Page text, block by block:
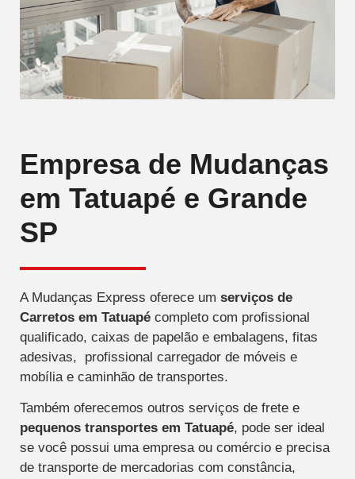
Empresa de Mudanças
em Tatuapé e Grande
SP
A Mudanças Express oferece um serviços de
Carretos em Tatuapé completo com profissional
qualificado, caixas de papelão e embalagens, fitas
adesivas, profissional carregador de móveis e
mobília e caminhão de transportes.
Também oferecemos outros serviços de frete e
pequenos transportes em Tatuapé, pode ser ideal
se você possui uma empresa ou comércio e precisa
de transporte de mercadorias com constância,